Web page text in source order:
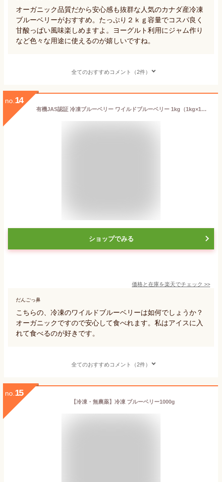
オーガニック品質だから安心感も抜群な人気のカナダ産冷凍
ブルーベリーがおすすめ。たっぷり２ｋｇ容量でコスパ良く
甘酸っぱい風味楽しめますよ。ヨーグルト利用にジャム作り
など色々な用途に使えるのが嬉しいですね。
全てのおすすめコメント（2件）
no. 14
有機JAS認証 冷凍ブルーベリー ワイルドブルーベリー 1kg（1kg×1袋） 大容量
ショップでみる
価格と在庫を楽天でチェック >>
だんごっ鼻
こちらの、冷凍のワイルドブルーベリーは如何でしょうか？
オーガニックですので安心して食べれます。私はアイスに入
れて食べるのが好きです。
全てのおすすめコメント（2件）
no. 15
【冷凍・無農薬】冷凍 ブルーベリー1000g